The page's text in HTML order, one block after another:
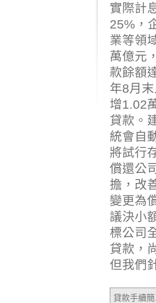
實際計
25%，
業等領
萬億元
款餘額
年8月
增1.02
貸款。
統會自
將試行
償還公
擔，改
變更為
議決小
標公司
貸款，
但我們
貸款手續